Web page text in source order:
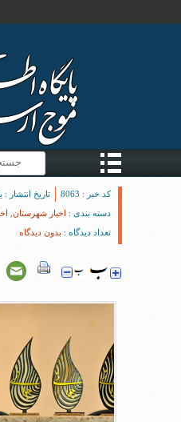
کد خبر : 8063
تاریخ انتشار : یکشنبه 18
دسته بندی : اخبار شهرستان
تعداد دیدگاه : بدون دیدگاه